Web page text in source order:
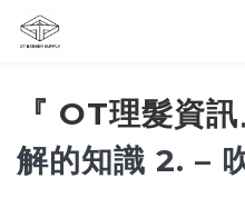
『 OT理髮資訊
解的知識 2. –